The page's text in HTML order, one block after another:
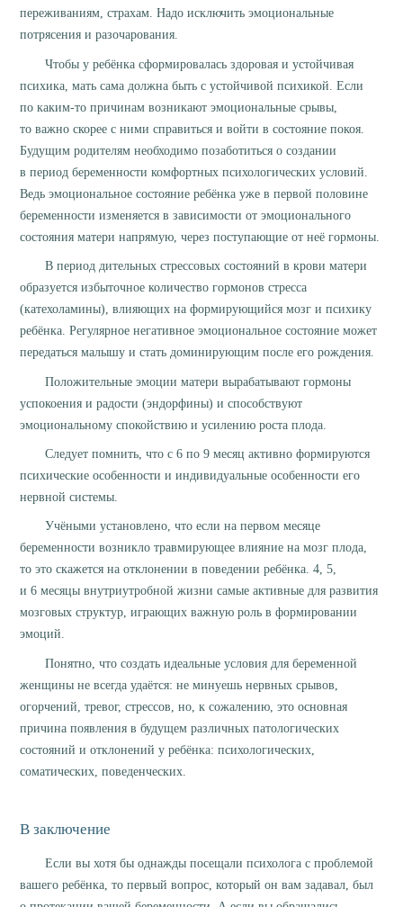
переживаниям, страхам. Надо исключить эмоциональные
потрясения и разочарования.
Чтобы у ребёнка сформировалась здоровая и устойчивая
психика, мать сама должна быть с устойчивой психикой. Если
по каким-то причинам возникают эмоциональные срывы,
то важно скорее с ними справиться и войти в состояние покоя.
Будущим родителям необходимо позаботиться о создании
в период беременности комфортных психологических условий.
Ведь эмоциональное состояние ребёнка уже в первой половине
беременности изменяется в зависимости от эмоционального
состояния матери напрямую, через поступающие от неё гормоны.
В период дительных стрессовых состояний в крови матери
образуется избыточное количество гормонов стресса
(катехоламины), влияющих на формирующийся мозг и психику
ребёнка. Регулярное негативное эмоциональное состояние может
передаться малышу и стать доминирующим после его рождения.
Положительные эмоции матери вырабатывают гормоны
успокоения и радости (эндорфины) и способствуют
эмоциональному спокойствию и усилению роста плода.
Следует помнить, что с 6 по 9 месяц активно формируются
психические особенности и индивидуальные особенности его
нервной системы.
Учёными установлено, что если на первом месяце
беременности возникло травмирующее влияние на мозг плода,
то это скажется на отклонении в поведении ребёнка. 4, 5,
и 6 месяцы внутриутробной жизни самые активные для развития
мозговых структур, играющих важную роль в формировании
эмоций.
Понятно, что создать идеальные условия для беременной
женщины не всегда удаётся: не минуешь нервных срывов,
огорчений, тревог, стрессов, но, к сожалению, это основная
причина появления в будущем различных патологических
состояний и отклонений у ребёнка: психологических,
соматических, поведенческих.
В заключение
Если вы хотя бы однажды посещали психолога с проблемой
вашего ребёнка, то первый вопрос, который он вам задавал, был